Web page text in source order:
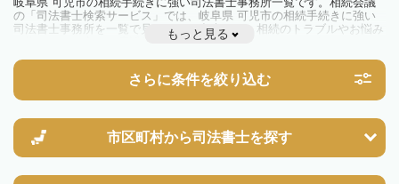
の「司法書士検索サービス」では、岐阜県 可児市の相続手続きに強い
司法書士事務所を一覧で見ることが出来ます。相続のトラブルやお悩み
を抱えている方は一度近隣の司法書士に相談してみましょう。
もっと見る
さらに条件を絞り込む
市区町村から司法書士を探す